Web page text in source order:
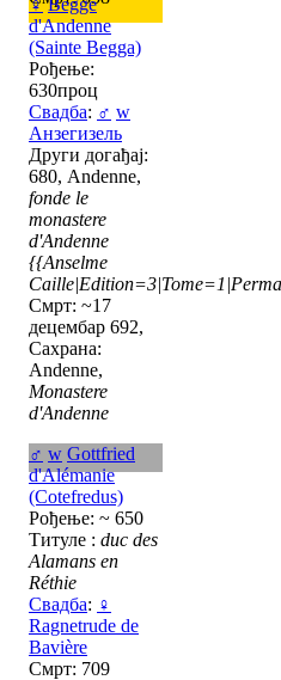
♀ Begge
d'Andenne
(Sainte Begga)
Рођење:
630проц
Свадба: ♂ w
Анзегизель
Други догађај:
680, Andenne,
fonde le
monastere
d'Andenne
{{Anselme
Смрт: ~17
децембар 692,
Сахрана:
Andenne,
Monastere
d'Andenne
♂ w Gottfried
d'Alémanie
(Cotefredus)
Рођење: ~ 650
Титуле : duc des
Alamans en
Réthie
Свадба: ♀
Ragnetrude de
Bavière
Смрт: 709